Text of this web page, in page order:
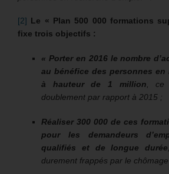
[2] Le « Plan 500 000 formations
fixe trois objectifs :
« Porter en 2016 le nombre
au bénéfice des personnes en
à hauteur de 1 million, ce
doublement par rapport à 2015 ;
Réaliser 300 000 de ces
pour les demandeurs
qualifiés et de longue durée
durement frappés par le